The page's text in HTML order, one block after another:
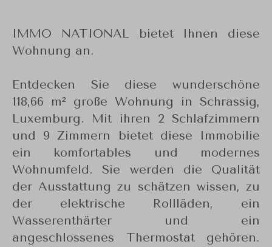
IMMO NATIONAL bietet Ihnen diese
Wohnung an.
Entdecken Sie diese wunderschöne
118,66 m² große Wohnung in Schrassig,
Luxemburg. Mit ihren 2 Schlafzimmern
und 9 Zimmern bietet diese Immobilie
ein komfortables und modernes
Wohnumfeld. Sie werden die Qualität
der Ausstattung zu schätzen wissen, zu
der elektrische Rollläden, ein
Wasserenthärter und ein
angeschlossenes Thermostat gehören.